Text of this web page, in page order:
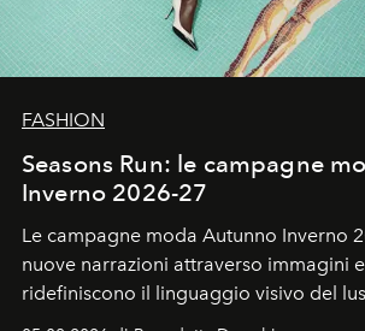
FASHION
Seasons Run: le campagne
Inverno 2026-27
Le campagne moda Autunno Inverno
nuove narrazioni attraverso immagini
ridefiniscono il linguaggio visivo del